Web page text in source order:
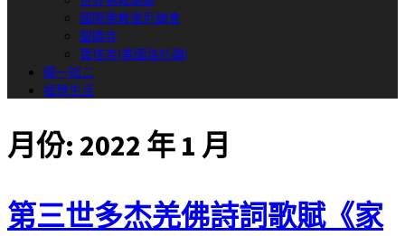
國際佛教僧尼總會
聖蹟寺
寶塔寺(美國洛杉磯)
聞一知二
福慧生活
月份: 2022 年 1 月
第三世多杰羌佛詩詞歌賦《家